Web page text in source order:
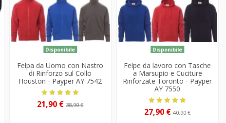
Disponibile
Felpa da Uomo con Nastro
di Rinforzo sul Collo
Houston - Payper AY 7542
21,90 €38,90 €
Disponibile
Felpe da lavoro con Tasche
a Marsupio e Cuciture
Rinforzate Toronto - Payper
AY 7550
27,90 €40,90 €